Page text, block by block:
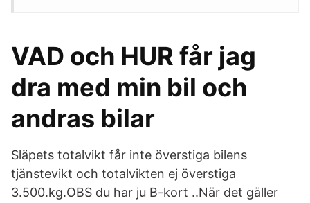
VAD och HUR får jag
dra med min bil och
andras bilar
Släpets totalvikt får inte överstiga bilens
tjänstevikt och totalvikten ej överstiga
3.500.kg.OBS du har ju B-kort ..När det gäller